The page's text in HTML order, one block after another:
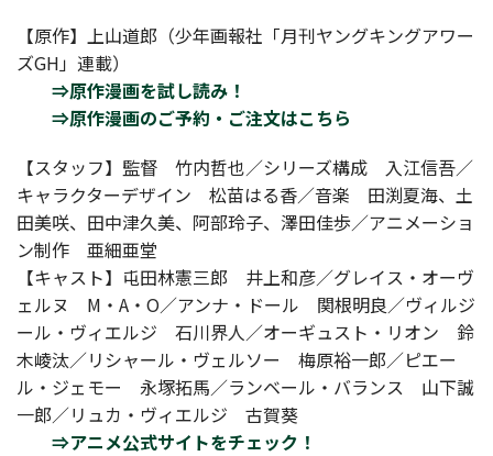
【原作】上山道郎（少年画報社「月刊ヤングキングアワー
ズGH」連載）
⇒原作漫画を試し読み！
⇒原作漫画のご予約・ご注文はこちら
【スタッフ】監督 ​​​竹内哲也／シリーズ構成 入江信吾／
キャラクターデザイン 松苗はる香／音楽 ​​​田渕夏海、土
田美咲、田中津久美、阿部玲子、澤田佳歩／アニメーショ
ン制作 ​​亜細亜堂
【キャスト】屯田林憲三郎 井上和彦／グレイス・オーヴ
ェルヌ M・A・O／アンナ・ドール 関根明良／ヴィルジ
ール・ヴィエルジ 石川界人／オーギュスト・リオン 鈴
木崚汰／リシャール・ヴェルソー 梅原裕一郎／ピエー
ル・ジェモー 永塚拓馬／ランベール・バランス 山下誠
一郎／リュカ・ヴィエルジ 古賀葵
⇒アニメ公式サイトをチェック！